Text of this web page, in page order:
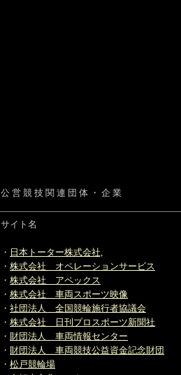
公 営 競 技 関 連 団 体 ・ 企 業
サイト名
・ 日本トーター株式会社,
・ 株式会社 オペレーションサービス
・ 株式会社 アペックス
・ 株式会社 車両スポーツ映像
・ 社団法人 全国競輪施行者協議会
・ 株式会社 日刊プロスポーツ新聞社
・ 財団法人 車両情報センター
・ 財団法人 車両競技公益資金記念財団
・ 松戸競輪場